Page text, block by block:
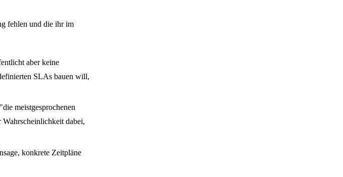
fehlen und die ihr im
aber keine
SLAs bauen will,
meistgesprochenen
dabei,
konkrete Zeitpläne